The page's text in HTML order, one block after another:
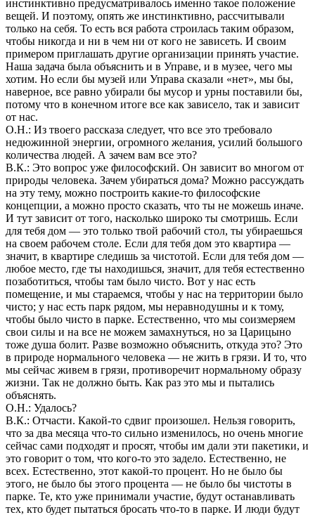
инстинктивно предусматривалось именно такое положение
вещей. И поэтому, опять же инстинктивно, рассчитывали
только на себя. То есть вся работа строилась таким образом,
чтобы никогда и ни в чем ни от кого не зависеть. И своим
примером приглашать другие организации принять участие.
Наша задача была объяснить и в Управе, и в музее, чего мы
хотим. Но если бы музей или Управа сказали «нет», мы бы,
наверное, все равно убирали бы мусор и урны поставили бы,
потому что в конечном итоге все как зависело, так и зависит
от нас.
О.Н.: Из твоего рассказа следует, что все это требовало
недюжинной энергии, огромного желания, усилий большого
количества людей. А зачем вам все это?
В.К.: Это вопрос уже философский. Он зависит во многом от
природы человека. Зачем убираться дома? Можно рассуждать
на эту тему, можно построить какие-то философские
концепции, а можно просто сказать, что ты не можешь иначе.
И тут зависит от того, насколько широко ты смотришь. Если
для тебя дом — это только твой рабочий стол, ты убираешься
на своем рабочем столе. Если для тебя дом это квартира —
значит, в квартире следишь за чистотой. Если для тебя дом —
любое место, где ты находишься, значит, для тебя естественно
позаботиться, чтобы там было чисто. Вот у нас есть
помещение, и мы стараемся, чтобы у нас на территории было
чисто; у нас есть парк рядом, мы неравнодушны и к тому,
чтобы было чисто в парке. Естественно, что мы соизмеряем
свои силы и на все не можем замахнуться, но за Царицыно
тоже душа болит. Разве возможно объяснить, откуда это? Это
в природе нормального человека — не жить в грязи. И то, что
мы сейчас живем в грязи, противоречит нормальному образу
жизни. Так не должно быть. Как раз это мы и пытались
объяснять.
О.Н.: Удалось?
В.К.: Отчасти. Какой-то сдвиг произошел. Нельзя говорить,
что за два месяца что-то сильно изменилось, но очень многие
сейчас сами подходят и просят, чтобы им дали эти пакетики, и
это говорит о том, что кого-то это задело. Естественно, не
всех. Естественно, этот какой-то процент. Но не было бы
этого, не было бы этого процента — не было бы чистоты в
парке. Те, кто уже принимали участие, будут останавливать
тех, кто будет пытаться бросать что-то в парке. И люди будут